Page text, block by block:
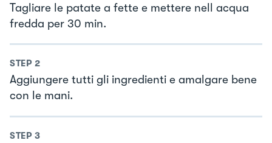
Tagliare le patate a fette e mettere nell acqua
fredda per 30 min.
STEP 2
Aggiungere tutti gli ingredienti e amalgare bene
con le mani.
STEP 3